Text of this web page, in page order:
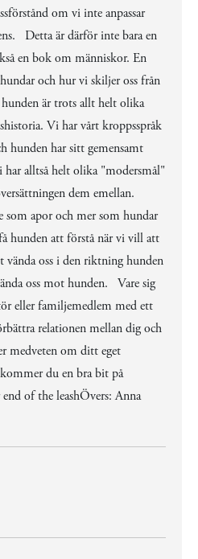
om vi inte anpassar
Detta är därför inte bara en
en bok om människor. En
och hur vi skiljer oss från
är trots allt helt olika
Vi har vårt kroppsspråk
hunden har sitt gemensamt
har alltså helt olika "modersmål"
dem emellan.
som apor och mer som hundar
hunden att förstå när vi vill att
vända oss i den riktning hunden
oss mot hunden. Vare sig
eller familjemedlem med ett
relationen mellan dig och
medveten om ditt eget
du en bra bit på
of the leashÖvers: Anna